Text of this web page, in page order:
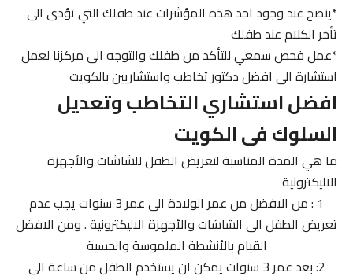
*ينصح عند وجود احد هذه المؤشرات عند طفلك التي تؤدى الى
تأخر الكلام عند طفلك
*عمل فحص سمعي للتأكد من طفلك والتوجه الى مركزنا لعمل
استشارة الى افضل دكتور تخاطب واستشاريين بالكويت
افضل استشاري التخاطب وتعديل
السلوك فى الكويت
ما هي المدة المناسبة لتعريض الطفل للشاشات والأجهزة
الاليكترونية
1 : من الافضل من عمر الولادة الى عمر 3 سنوات يجب عدم
تعريض الطفل الى الشاشات والأجهزة الاليكترونية . ومن الافضل
القيام بالأنشطة الملموسة والحسية
2: بعد عمر 3 سنوات يمكن ان يستخدم الطفل من ساعة الى